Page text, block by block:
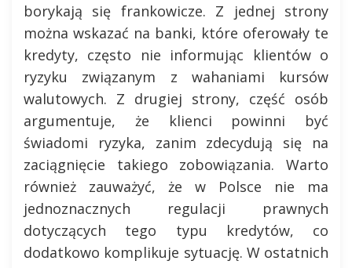
borykają się frankowicze. Z jednej strony
można wskazać na banki, które oferowały te
kredyty, często nie informując klientów o
ryzyku związanym z wahaniami kursów
walutowych. Z drugiej strony, część osób
argumentuje, że klienci powinni być
świadomi ryzyka, zanim zdecydują się na
zaciągnięcie takiego zobowiązania. Warto
również zauważyć, że w Polsce nie ma
jednoznacznych regulacji prawnych
dotyczących tego typu kredytów, co
dodatkowo komplikuje sytuację. W ostatnich